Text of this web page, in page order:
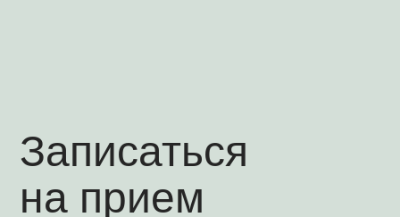
Записаться